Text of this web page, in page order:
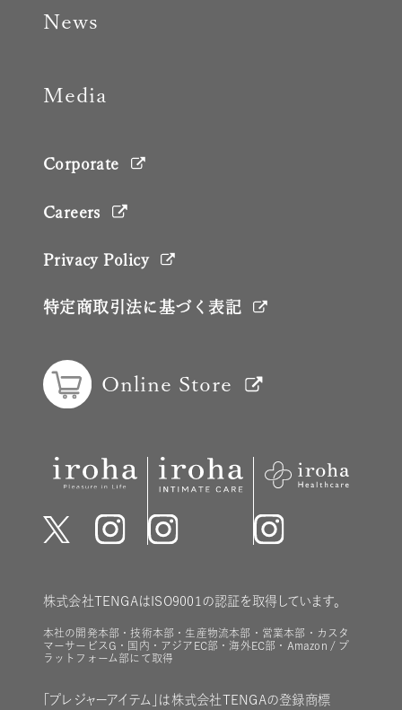
News
Media
Online Store
株式会社TENGAはISO9001の認証を取得しています。
本社の開発本部・技術本部・生産物流本部・営業本部・カスタ
マーサービスG・国内・アジアEC部・海外EC部・Amazon / プ
ラットフォーム部にて取得
「プレジャーアイテム」は株式会社TENGAの登録商標
Corporate
Careers
Privacy Policy
特定商取引法に基づく表記